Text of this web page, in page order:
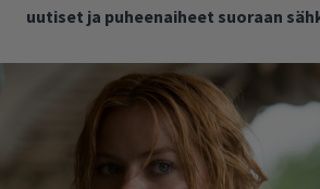
uutiset ja puheenaiheet suoraan